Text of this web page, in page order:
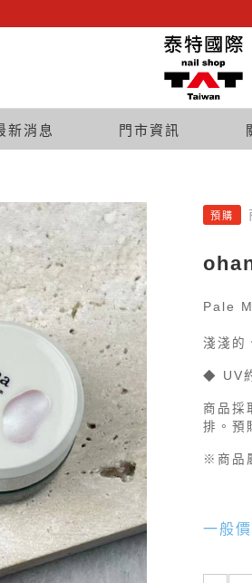
新消息 門市資訊
預購
Pale
淺淺的
◆ UV
商品採
排。預
※商品
一般